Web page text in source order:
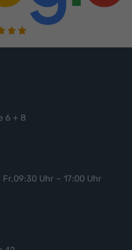
6 + 8
Uhr – 17:00 Uhr